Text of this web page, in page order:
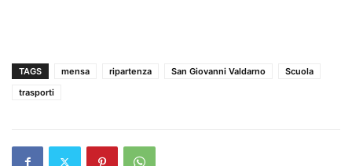
TAGS mensa ripartenza San Giovanni Valdarno
Scuola
trasporti